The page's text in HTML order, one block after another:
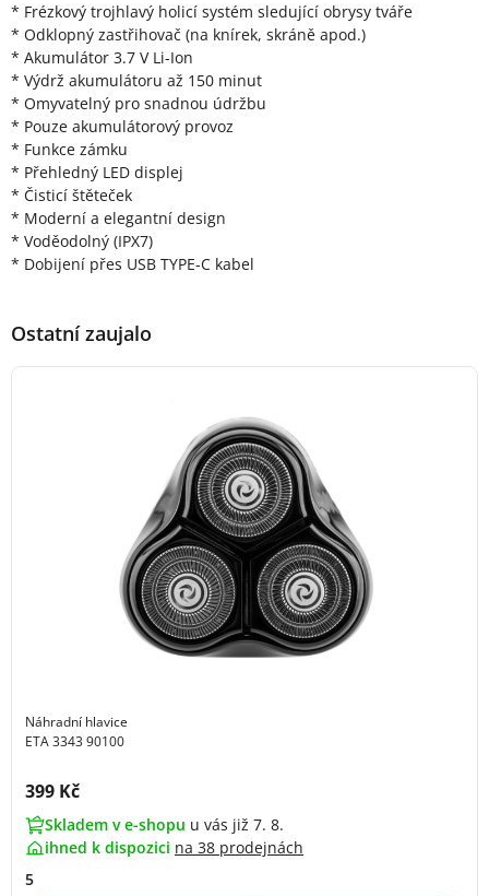
* Frézkový trojhlavý holicí systém sledující obrysy tváře
* Odklopný zastřihovač (na knírek, skráně apod.)
* Akumulátor 3.7 V Li-Ion
* Výdrž akumulátoru až 150 minut
* Omyvatelný pro snadnou údržbu
* Pouze akumulátorový provoz
* Funkce zámku
* Přehledný LED displej
* Čisticí štěteček
* Moderní a elegantní design
* Voděodolný (IPX7)
* Dobijení přes USB TYPE-C kabel
Ostatní zaujalo
Náhradní hlavice
ETA 3343 90100
Cena s DPH:
399 Kč
Skladem v e-shopu u vás již 7. 8.
ihned k dispozici na 38 prodejnách
5